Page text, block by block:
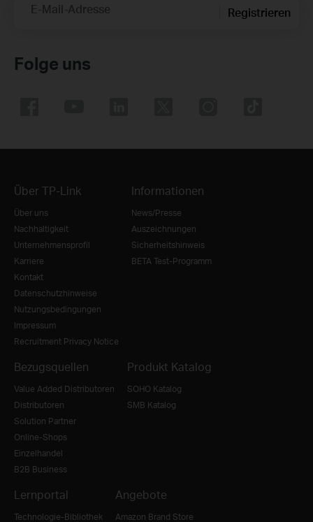
E-Mail-Adresse Registrieren
Folge uns
Über TP-Link
Über uns
Nachhaltigkeit
Unternehmensprofil
Karriere
Kontakt
Datenschutzhinweise
Nutzungsbedingungen
Impressum
Recruitment Privacy Notice
Informationen
News/Presse
Auszeichnungen
Sicherheitshinweis
BETA Test-Programm
Bezugsquellen
Value Added Distributoren
Distributoren
Solution Partner
Online-Shops
Einzelhandel
B2B Business
Produkt Katalog
SOHO Katalog
SMB Katalog
Lernportal
Technologie-Bibliothek
Angebote
Amazon Brand Store